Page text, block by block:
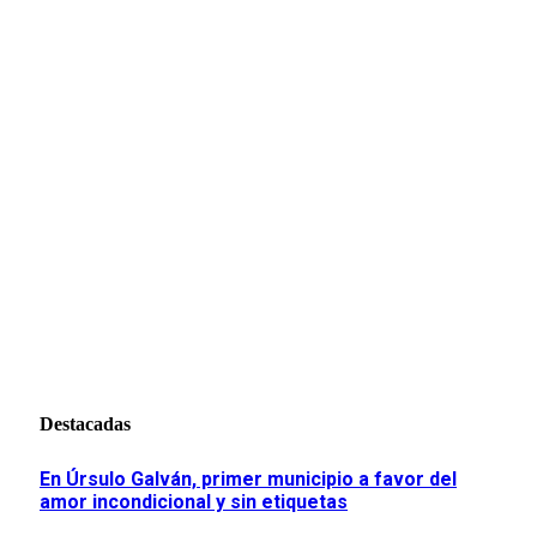
Destacadas
En Úrsulo Galván, primer municipio a favor del
amor incondicional y sin etiquetas